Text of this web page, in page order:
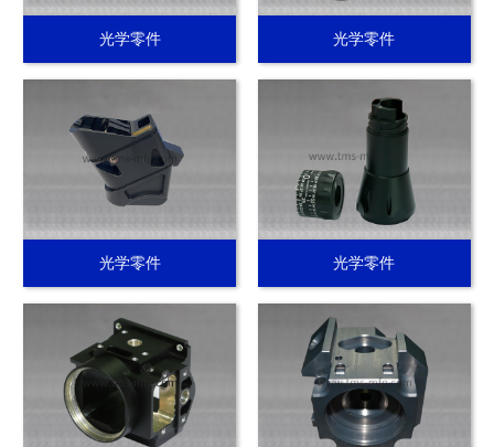
光学零件 光学零件
光学零件 光学零件